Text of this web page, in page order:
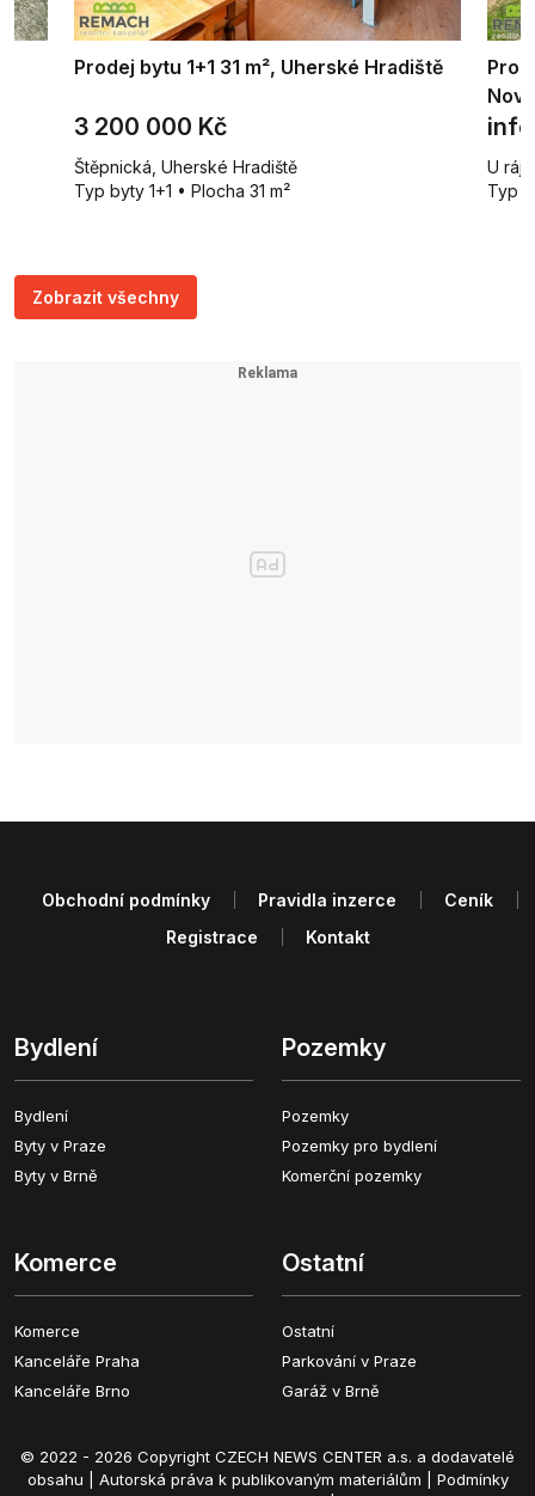
Prodej bytu 1+1 31 m², Uherské Hradiště
3 200 000 Kč
Štěpnická, Uherské Hradiště
Typ byty 1+1 • Plocha 31 m²
info
U
Typ
Zobrazit všechny
Bydlení
Bydlení
Byty v Praze
Byty v Brně
Pozemky
Pozemky
Pozemky pro bydlení
Komerční pozemky
Komerce
Komerce
Kanceláře Praha
Kanceláře Brno
Ostatní
Ostatní
Parkování v Praze
Garáž v Brně
Obchodní podmínky Pravidla inzerce
Ceník
Registrace
Kontakt
© 2022 - 2026 Copyright CZECH NEWS CENTER a.s. a dodavatelé
obsahu | Autorská práva k publikovaným materiálům
Podmínky